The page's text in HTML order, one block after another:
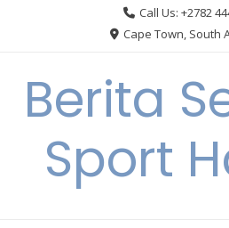
Call Us: +2782
Cape Town, South
Berita
Sport